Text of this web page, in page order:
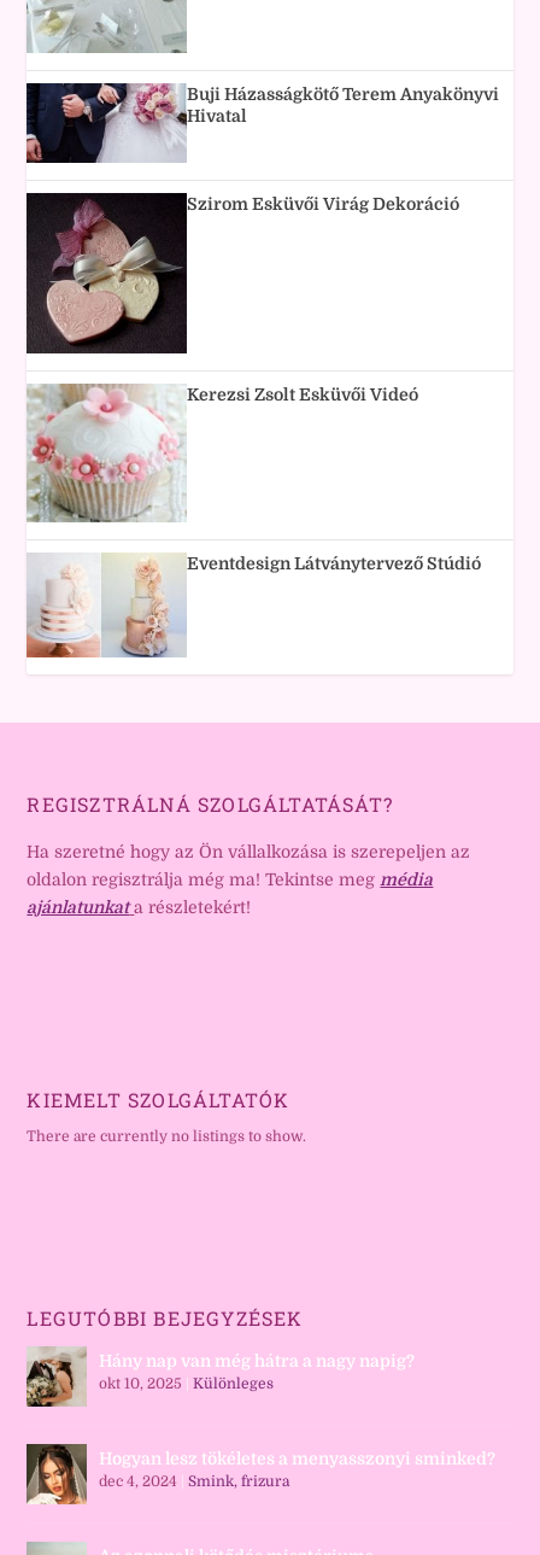
Buji Házasságkötő Terem Anyakönyvi
Hivatal
Szirom Esküvői Virág Dekoráció
Kerezsi Zsolt Esküvői Videó
Eventdesign Látványtervező Stúdió
REGISZTRÁLNÁ SZOLGÁLTATÁSÁT?
Ha szeretné hogy az Ön vállalkozása is szerepeljen az
oldalon regisztrálja még ma! Tekintse meg média
ajánlatunkat a részletekért!
KIEMELT SZOLGÁLTATÓK
There are currently no listings to show.
LEGUTÓBBI BEJEGYZÉSEK
Hány nap van még hátra a nagy napig?
okt 10, 2025 |Különleges
Hogyan lesz tökéletes a menyasszonyi sminked?
dec 4, 2024 |Smink, frizura